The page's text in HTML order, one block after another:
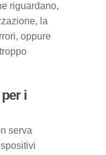
riguardano,
la
oppure
i
serva